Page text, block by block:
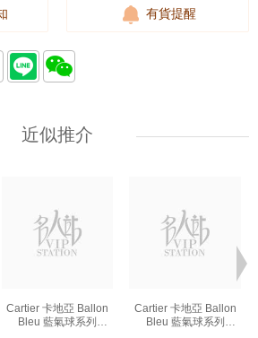
有貨提醒
近似推介
Cartier 卡地亞 Ballon
Bleu 藍氣球系列
Cartier 卡地亞 Ballon
Bleu 藍氣球系列